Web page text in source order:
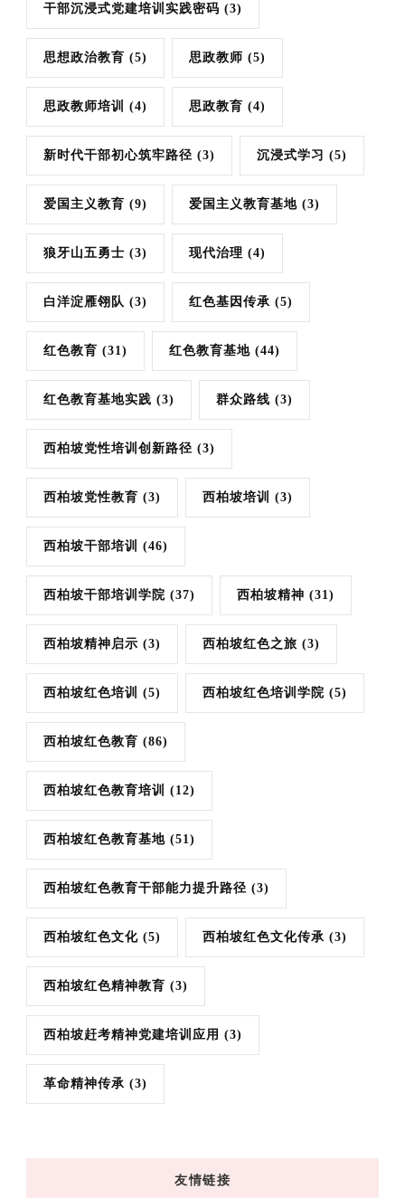
干部沉浸式党建培训实践密码 (3)
思想政治教育 (5) 思政教师 (5)
思政教师培训 (4) 思政教育 (4)
新时代干部初心筑牢路径 (3) 沉浸式学习 (5)
爱国主义教育 (9) 爱国主义教育基地 (3)
狼牙山五勇士 (3) 现代治理 (4)
白洋淀雁翎队 (3) 红色基因传承 (5)
红色教育 (31) 红色教育基地 (44)
红色教育基地实践 (3) 群众路线 (3)
西柏坡党性培训创新路径 (3)
西柏坡党性教育 (3) 西柏坡培训 (3)
西柏坡干部培训 (46)
西柏坡干部培训学院 (37) 西柏坡精神 (31)
西柏坡精神启示 (3) 西柏坡红色之旅 (3)
西柏坡红色培训 (5) 西柏坡红色培训学院 (5)
西柏坡红色教育 (86)
西柏坡红色教育培训 (12)
西柏坡红色教育基地 (51)
西柏坡红色教育干部能力提升路径 (3)
西柏坡红色文化 (5) 西柏坡红色文化传承 (3)
西柏坡红色精神教育 (3)
西柏坡赶考精神党建培训应用 (3)
革命精神传承 (3)
友情链接